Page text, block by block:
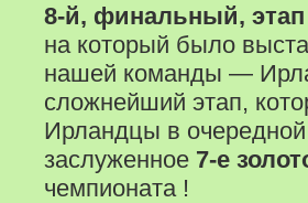
8-й, финальный,
на который было
нашей команды —
сложнейший этап,
Ирландцы в очередной
заслуженное 7-е
чемпионата !